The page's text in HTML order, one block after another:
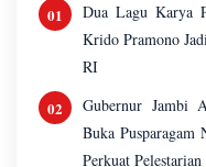
Dua Lagu Karya
Krido Pramono
RI
Gubernur Jambi
Buka
Perkuat